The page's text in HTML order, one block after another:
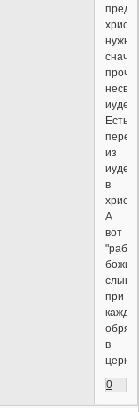
нужно
Есть
из
в
А
вот
"раб
при
в
0